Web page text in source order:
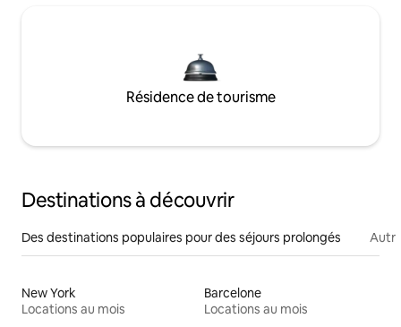
Résidence de tourisme
Destinations à découvrir
Des destinations populaires pour des séjours prolongés
New York
Locations au mois
Barcelone
Locations au mois